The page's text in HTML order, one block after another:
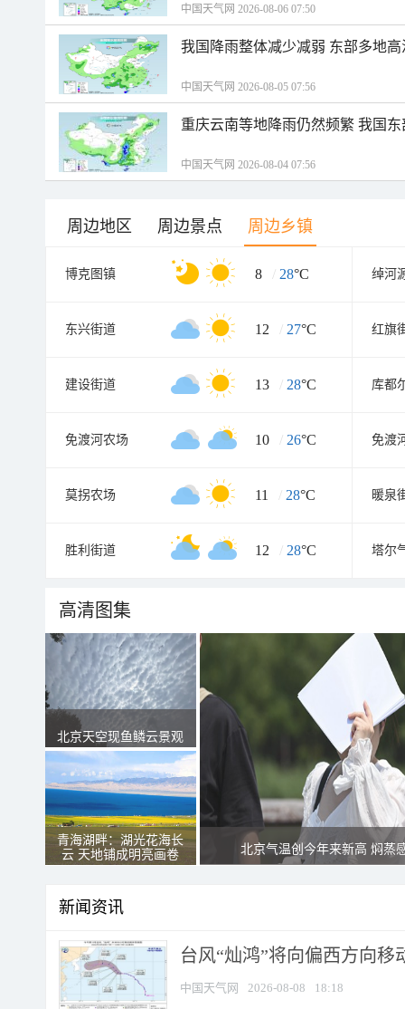
中国天气网 2026-08-06 07:50
我国降雨整体减少减弱 东部多地
中国天气网 2026-08-05 07:56
重庆云南等地降雨仍然频繁 我国
中国天气网 2026-08-04 07:56
周边地区 周边景点 周边乡镇
博克图镇 8 / 28°C 绰河
东兴街道 12 / 27°C 红旗
建设街道 13 / 28°C 库都
免渡河农场 10 / 26°C 免渡
莫拐农场 11 / 28°C 暖泉
胜利街道 12 / 28°C 塔尔
高清图集
北京天空现鱼鳞云景观
青海湖畔：湖光花海长
云 天地铺成明亮画卷
北京气温创今年来新高 焖蒸
新闻资讯
台风“灿鸿”将向偏西方向移
中国天气网 2026-08-08 18:18